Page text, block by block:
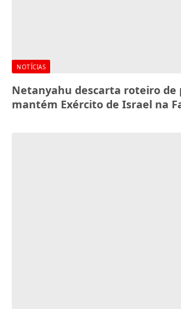
NOTÍCIAS
Netanyahu descarta roteiro de
mantém Exército de Israel na